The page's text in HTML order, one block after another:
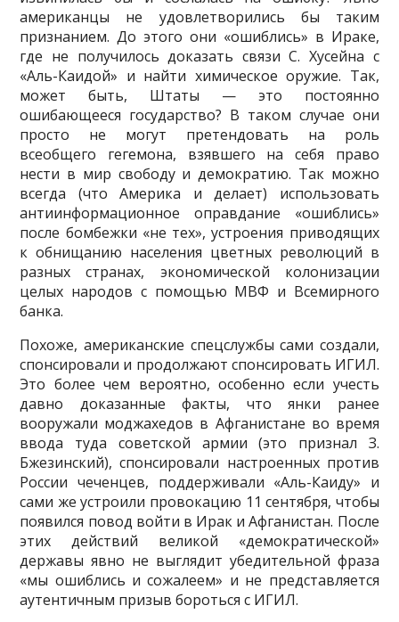
американцы не удовлетворились бы таким
признанием. До этого они «ошиблись» в Ираке,
где не получилось доказать связи С. Хусейна с
«Аль-Каидой» и найти химическое оружие. Так,
может быть, Штаты — это постоянно
ошибающее­ся государство? В таком случае они
просто не могут претендовать на роль
всеобщего гегемона, взявшего на себя право
нести в мир свободу и демократию. Так можно
всегда (что Америка и де­лает) использовать
антиинформационное оправдание «ошиблись»
после бомбежки «не тех», устроения приводящих
к обнищанию населения цветных революций в
разных странах, экономи­ческой колонизации
целых народов с помощью МВФ и Всемирного
банка.
Похоже, американские спецслужбы сами создали,
спонсировали и продолжают спонсиро­вать ИГИЛ.
Это более чем вероятно, особенно если учесть
давно доказанные факты, что янки ранее
вооружали моджахедов в Афганистане во время
ввода туда советской армии (это признал З.
Бжезинский), спонсировали настроенных против
России чеченцев, поддерживали «Аль-Каиду» и
сами же устроили провокацию 11 сентября, чтобы
появился повод войти в Ирак и Афганистан. После
этих действий великой «демократической»
державы явно не выглядит убедительной фраза
«мы ошиблись и сожалеем» и не представляется
аутентичным призыв бороться с ИГИЛ.